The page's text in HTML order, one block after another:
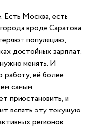
Есть Москва, есть
вроде Саратова
популяцию,
достойных зарплат.
менять. И
работу, её более
самым
приостановить, и
вспять эту текущую
регионов.